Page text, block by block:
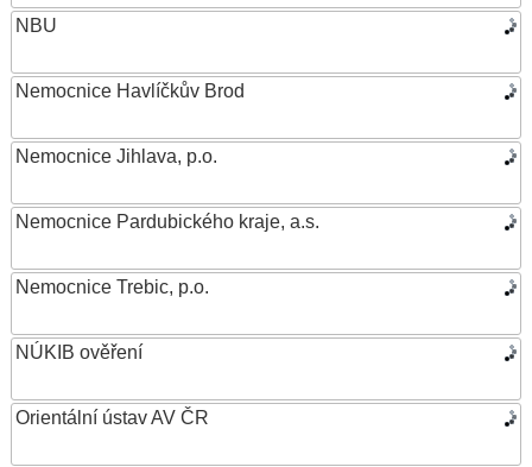
NBU
Nemocnice Havlíčkův Brod
Nemocnice Jihlava, p.o.
Nemocnice Pardubického kraje, a.s.
Nemocnice Trebic, p.o.
NÚKIB ověření
Orientální ústav AV ČR